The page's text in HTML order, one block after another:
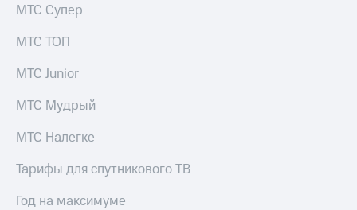
погашении
облигаций
Реквизиты
развитие
На главную
МТС Супер
МТС ТОП
МТС Junior
МТС Мудрый
МТС Налегке
Тарифы для спутникового ТВ
Год на максимуме